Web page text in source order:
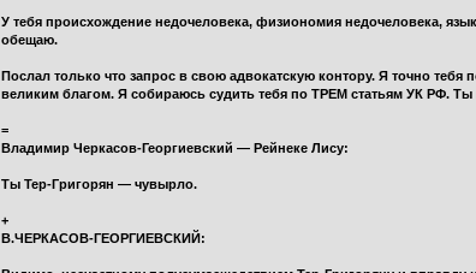
У тебя происхождение недочеловека, физиономия недочеловека,
обещаю.
Послал только что запрос в свою адвокатскую контору. Я точно
великим благом. Я собираюсь судить тебя по ТРЕМ статьям УК РФ.
=
Владимир Черкасов-Георгиевский — Рейнеке Лису:
Ты Тер-Григорян — чувырло.
+
В.ЧЕРКАСОВ-ГЕОРГИЕВСКИЙ: